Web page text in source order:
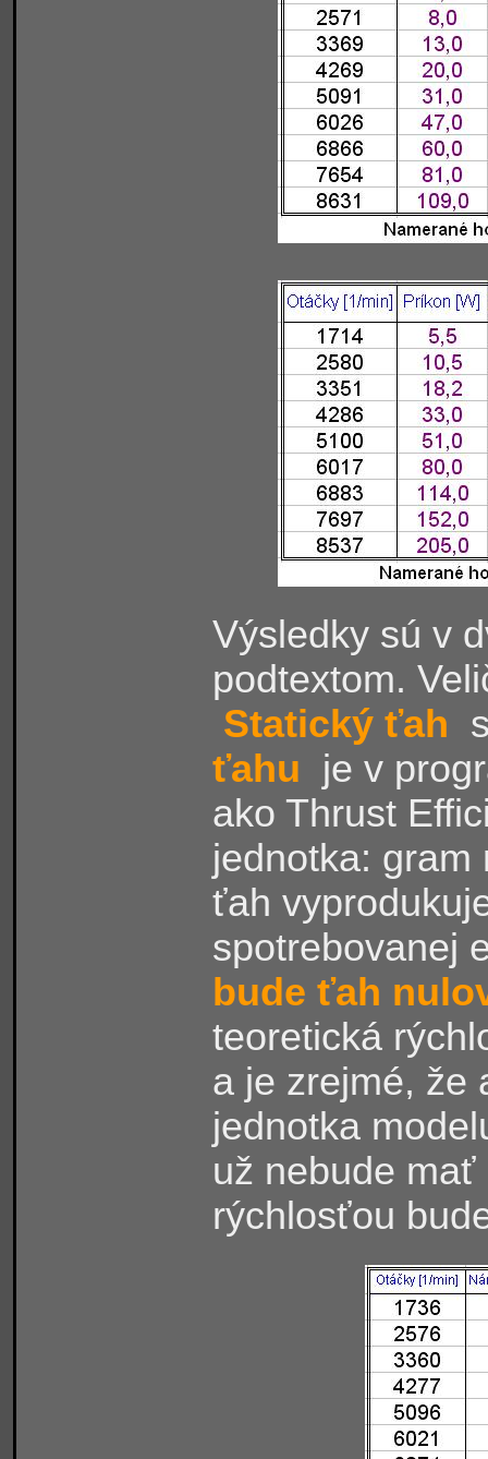
Výsledky sú v
podtextom.
Statický ťah
ťahu je v
ako Thrust
jednotka: gram
ťah
spotrebovanej
bude ťah
teoretická
a je zrejmé, že
jednotka
už nebude
rýchlosťou